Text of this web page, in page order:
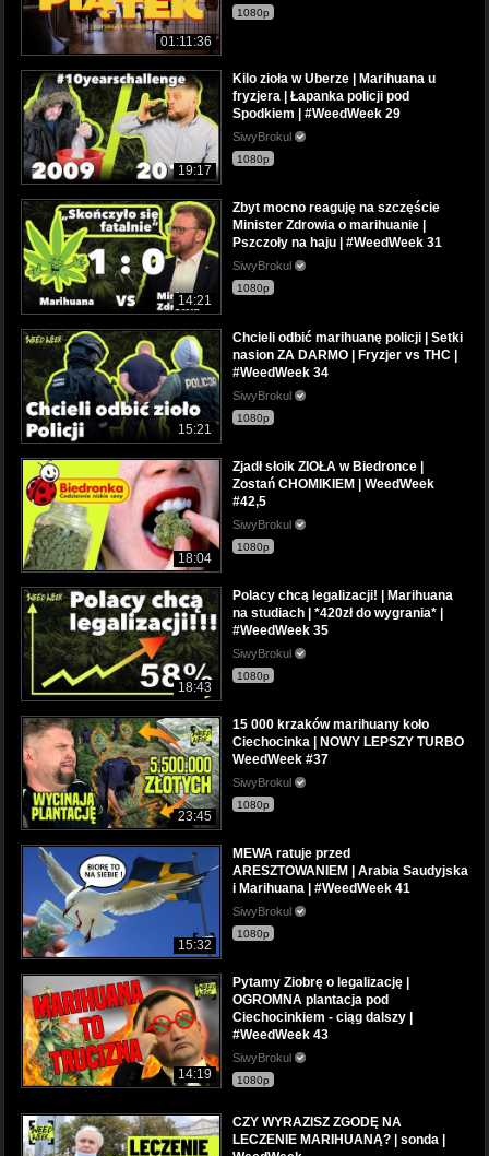
01:11:36
1080p
19:17
Kilo zioła w Uberze | Marihuana u
fryzjera | Łapanka policji pod
Spodkiem | #WeedWeek 29
SiwyBrokul
1080p
14:21
Zbyt mocno reaguję na szczęście
Minister Zdrowia o marihuanie |
Pszczoły na haju | #WeedWeek 31
SiwyBrokul
1080p
15:21
Chcieli odbić marihuanę policji | Setki
nasion ZA DARMO | Fryzjer vs THC |
#WeedWeek 34
SiwyBrokul
1080p
18:04
Zjadł słoik ZIOŁA w Biedronce |
Zostań CHOMIKIEM | WeedWeek
#42,5
SiwyBrokul
1080p
18:43
Polacy chcą legalizacji! | Marihuana
na studiach | *420zł do wygrania* |
#WeedWeek 35
SiwyBrokul
1080p
23:45
15 000 krzaków marihuany koło
Ciechocinka | NOWY LEPSZY TURBO
WeedWeek #37
SiwyBrokul
1080p
15:32
MEWA ratuje przed
ARESZTOWANIEM | Arabia Saudyjska
i Marihuana | #WeedWeek 41
SiwyBrokul
1080p
14:19
Pytamy Ziobrę o legalizację |
OGROMNA plantacja pod
Ciechocinkiem - ciąg dalszy |
#WeedWeek 43
SiwyBrokul
1080p
CZY WYRAZISZ ZGODĘ NA
LECZENIE MARIHUANĄ? | sonda |